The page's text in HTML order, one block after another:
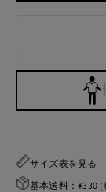
サイズ表を見る
基本送料：¥330